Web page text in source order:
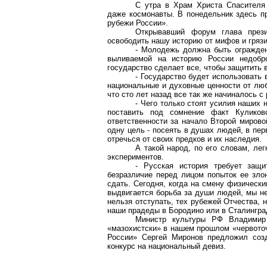
С утра в Храм Христа Спасителя
даже космонавты. В понедельник здесь
рубежи России».
Открывавший форум глава
освободить нашу историю от мифов и
- Молодежь должна быть
выливаемой на историю России
государство сделает все, чтобы
- Государство будет
национальные и духовные ценности от
что сто лет назад все так же начиналось
- Чего только стоят усилия наших
поставить под сомнение факт
ответственности за начало Второй
одну цель - посеять в душах людей, в
отречься от своих предков и их наследия.
А такой народ, по его словам,
экспериментов.
- Русская история требует
безразличие перед лицом попыток ее
сдать. Сегодня, когда на смену
выдвигается борьба за души людей, мы
нельзя отступать, тех рубежей
наши прадеды в Бородино или в
Министр культуры РФ
«мазохистски» в нашем прошлом
России» Сергей Миронов предложил
конкурс на национальный девиз.